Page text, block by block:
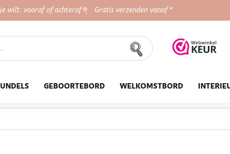
wilt: vooraf of achteraf Gratis verzenden vanaf *
GEBOORTEBORD WELKOMSTBORD